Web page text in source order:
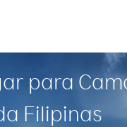
para
Filipinas